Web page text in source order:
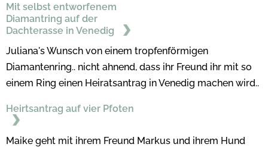
Mit selbst entworfenem
Diamantring auf der
Dachterasse in Venedig
Juliana's Wunsch von einem tropfenförmigen
Diamantenring.. nicht ahnend, dass ihr Freund ihr mit so
einem Ring einen Heiratsantrag in Venedig machen wird..
Heirtsantrag auf vier Pfoten
Maike geht mit ihrem Freund Markus und ihrem Hund